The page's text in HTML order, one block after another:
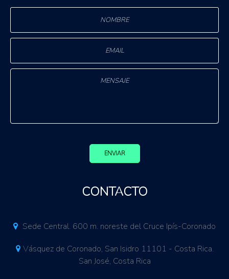
ENVIAR
CONTACTO
Sede Central. 600 m. noreste del Cruce Ipís-Coronado
Vásquez de Coronado, San Isidro 11101 - Costa Rica.
San José, Costa Rica